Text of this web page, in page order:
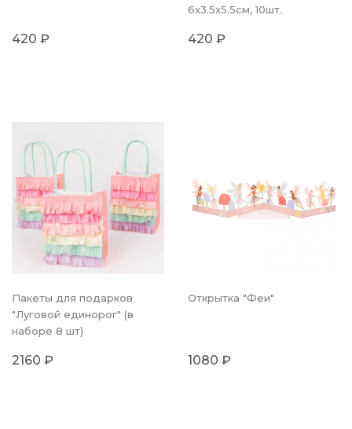
420 ₽
6x3.5x5.5см, 10шт.
420 ₽
Пакеты для подарков
"Луговой единорог" (в
наборе 8 шт)
2160 ₽
Открытка "Феи"
1080 ₽